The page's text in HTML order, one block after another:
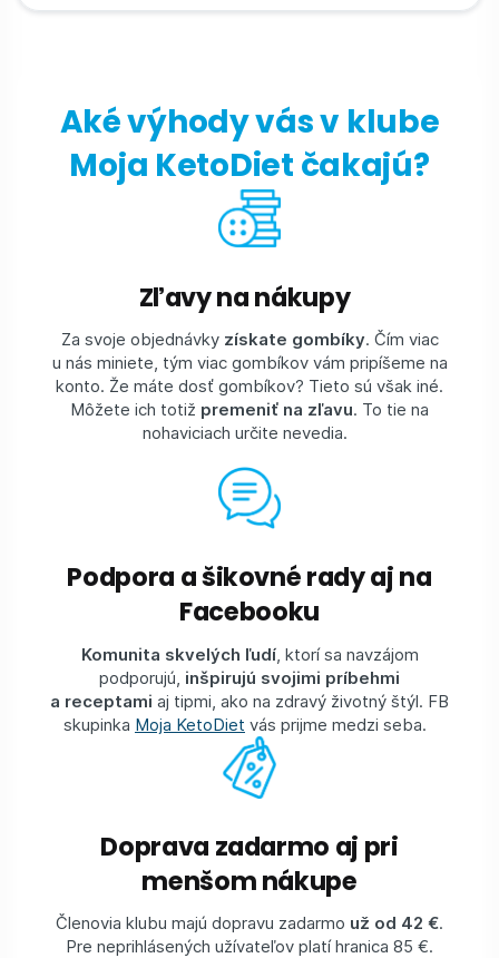
Aké výhody vás v klube
Moja KetoDiet čakajú?
Zľavy na nákupy
Za svoje objednávky získate gombíky. Čím viac
u nás miniete, tým viac gombíkov vám pripíšeme na
konto. Že máte dosť gombíkov? Tieto sú však iné.
Môžete ich totiž premeniť na zľavu. To tie na
nohaviciach určite nevedia.
Podpora a šikovné rady aj na
Facebooku
Komunita skvelých ľudí, ktorí sa navzájom
podporujú, inšpirujú svojimi príbehmi
a receptami aj tipmi, ako na zdravý životný štýl.⁠ FB
skupinka Moja KetoDiet vás prijme medzi seba.
Doprava zadarmo aj pri
menšom nákupe
Členovia klubu majú dopravu zadarmo už od 42 €.
Pre neprihlásených užívateľov platí hranica 85 €.